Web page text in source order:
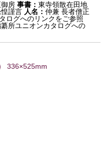
房 事書：東寺領散在田地
謹言 人名：仲兼 長者僧正
ログへのリンクをご参照
纂所ユニオンカタログへの
336×525mm